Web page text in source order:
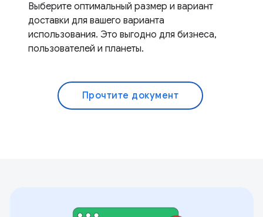
Выберите оптимальный размер и вариант
доставки для вашего варианта
использования. Это выгодно для бизнеса,
пользователей и планеты.
Прочтите документ